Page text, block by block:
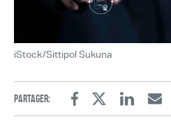
iStock/Sittipol Sukuna
Partager:
FacebookTwitterLinkedinEmail